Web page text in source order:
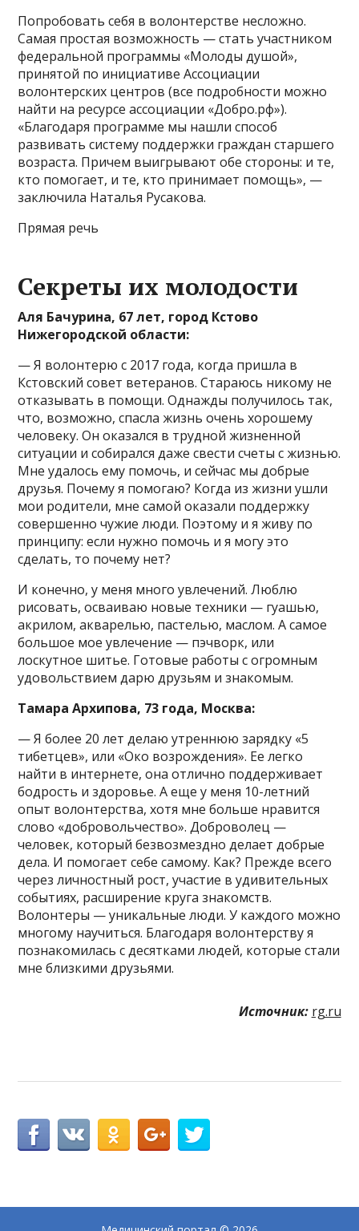
Попробовать себя в волонтерстве несложно.
Самая простая возможность — стать участником
федеральной программы «Молоды душой»,
принятой по инициативе Ассоциации
волонтерских центров (все подробности можно
найти на ресурсе ассоциации «Добро.рф»).
«Благодаря программе мы нашли способ
развивать систему поддержки граждан старшего
возраста. Причем выигрывают обе стороны: и те,
кто помогает, и те, кто принимает помощь», —
заключила Наталья Русакова.
Прямая речь
Секреты их молодости
Аля Бачурина, 67 лет, город Кстово
Нижегородской области:
— Я волонтерю с 2017 года, когда пришла в
Кстовский совет ветеранов. Стараюсь никому не
отказывать в помощи. Однажды получилось так,
что, возможно, спасла жизнь очень хорошему
человеку. Он оказался в трудной жизненной
ситуации и собирался даже свести счеты с жизнью.
Мне удалось ему помочь, и сейчас мы добрые
друзья. Почему я помогаю? Когда из жизни ушли
мои родители, мне самой оказали поддержку
совершенно чужие люди. Поэтому и я живу по
принципу: если нужно помочь и я могу это
сделать, то почему нет?
И конечно, у меня много увлечений. Люблю
рисовать, осваиваю новые техники — гуашью,
акрилом, акварелью, пастелью, маслом. А самое
большое мое увлечение — пэчворк, или
лоскутное шитье. Готовые работы с огромным
удовольствием дарю друзьям и знакомым.
Тамара Архипова, 73 года, Москва:
— Я более 20 лет делаю утреннюю зарядку «5
тибетцев», или «Око возрождения». Ее легко
найти в интернете, она отлично поддерживает
бодрость и здоровье. А еще у меня 10-летний
опыт волонтерства, хотя мне больше нравится
слово «добровольчество». Доброволец —
человек, который безвозмездно делает добрые
дела. И помогает себе самому. Как? Прежде всего
через личностный рост, участие в удивительных
событиях, расширение круга знакомств.
Волонтеры — уникальные люди. У каждого можно
многому научиться. Благодаря волонтерству я
познакомилась с десятками людей, которые стали
мне близкими друзьями.
Источник: rg.ru